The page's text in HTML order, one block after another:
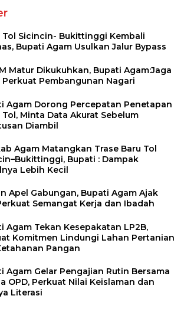
Tol Sicincin- Bukittinggi Kembali
Bupati Agam Usulkan Jalur Bypass
Matur Dikukuhkan, Bupati Agam:Jaga
Pembangunan Nagari
Agam Dorong Percepatan Penetapan
Tol, Minta Data Akurat Sebelum
Diambil
Agam Matangkan Trase Baru Tol
Bupati : Dampak
Lebih Kecil
Apel Gabungan, Bupati Agam Ajak
Semangat Kerja dan Ibadah
Agam Tekan Kesepakatan LP2B,
Komitmen Lindungi Lahan Pertanian
Pangan
Agam Gelar Pengajian Rutin Bersama
OPD, Perkuat Nilai Keislaman dan
Literasi